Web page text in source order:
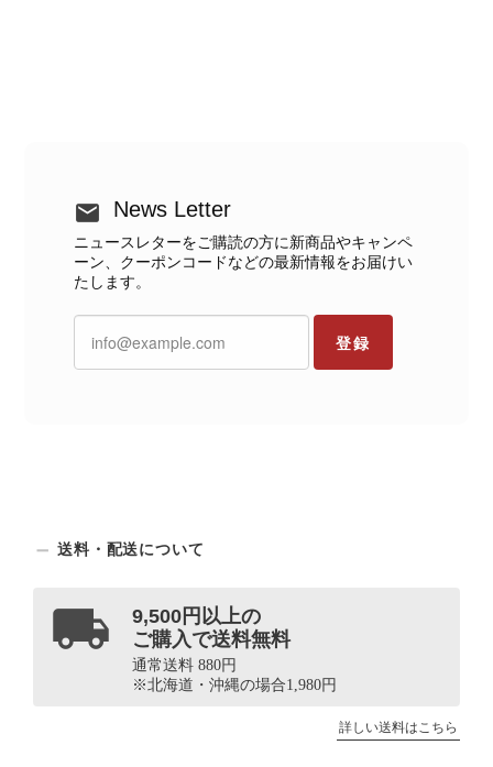
News Letter
ニュースレターをご購読の方に新商品やキャンペ
ーン、クーポンコードなどの最新情報をお届けい
たします。
登録
送料・配送について
9,500円以上の
ご購入で送料無料
通常送料 880円
※北海道・沖縄の場合1,980円
詳しい送料はこちら